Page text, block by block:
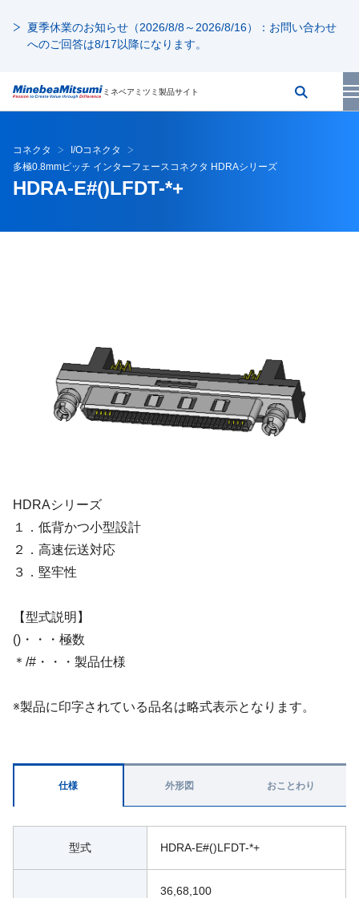
夏季休業のお知らせ（2026/8/8～2026/8/16）：お問い合わせ
へのご回答は8/17以降になります。
ミネベアミツミ製品サイト
コネクタ
I/Oコネクタ
多極0.8mmピッチ インターフェースコネクタ HDRAシリーズ
HDRA-E#()LFDT-*+
HDRAシリーズ
１．低背かつ小型設計
２．高速伝送対応
３．堅牢性
【型式説明】
()・・・極数
＊/#・・・製品仕様
※製品に印字されている品名は略式表示となります。
仕様
型式 HDRA-E#()LFDT-*+
36,68,100
外形図 おことわり